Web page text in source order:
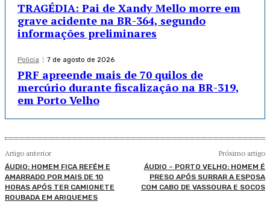
TRAGÉDIA: Pai de Xandy Mello morre em
grave acidente na BR-364, segundo
informações preliminares
Policia 7 de agosto de 2026
PRF apreende mais de 70 quilos de
mercúrio durante fiscalização na BR-319,
em Porto Velho
Artigo anterior
ÁUDIO: HOMEM FICA REFÉM E
AMARRADO POR MAIS DE 10
HORAS APÓS TER CAMIONETE
ROUBADA EM ARIQUEMES
Próximo artigo
ÁUDIO – PORTO VELHO: HOMEM É
PRESO APÓS SURRAR A ESPOSA
COM CABO DE VASSOURA E SOCOS